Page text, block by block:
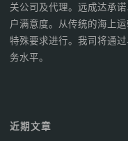
关公司及代理。远成达承
户满意度。从传统的海上
特殊要求进行。我司将通
务水平。
近期文章